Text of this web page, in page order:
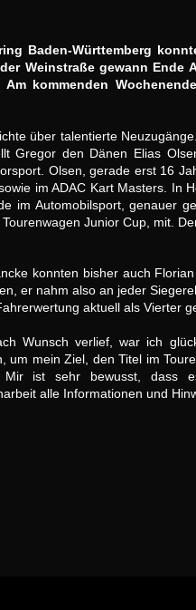
Baden-Württemberg
Weinstraße gewann
kommenden
über talentierte
Gregor den Dänen Elias
Olsen, gerade erst 16
im ADAC Kart Masters. In
im Automobilsport, genauer
Junior Cup, mit.
konnten bisher auch
er nahm also an jeder
aktuell als Vierter
Wunsch verlief, war ich
mein Ziel, den Titel im
Mir ist sehr bewusst, dass
alle Informationen und